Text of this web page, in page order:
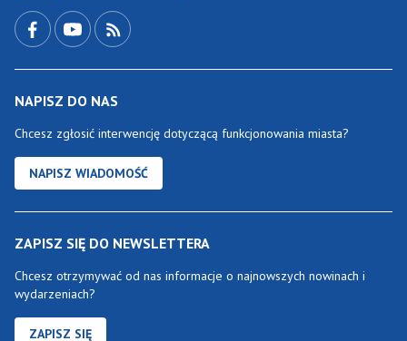
NAPISZ DO NAS
Chcesz zgłosić interwencję dotyczącą funkcjonowania miasta?
NAPISZ WIADOMOŚĆ
ZAPISZ SIĘ DO NEWSLETTERA
Chcesz otrzymywać od nas informacje o najnowszych nowinach i
wydarzeniach?
ZAPISZ SIĘ